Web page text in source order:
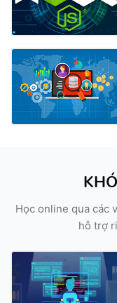
Học online qua các
hỗ trợ